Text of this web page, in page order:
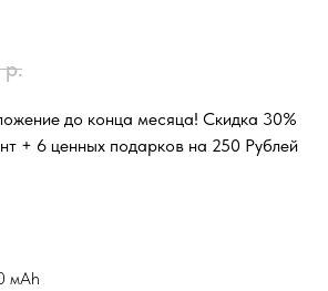
р.
до конца месяца! Скидка 30%
+ 6 ценных подарков на 250 Рублей
мАh